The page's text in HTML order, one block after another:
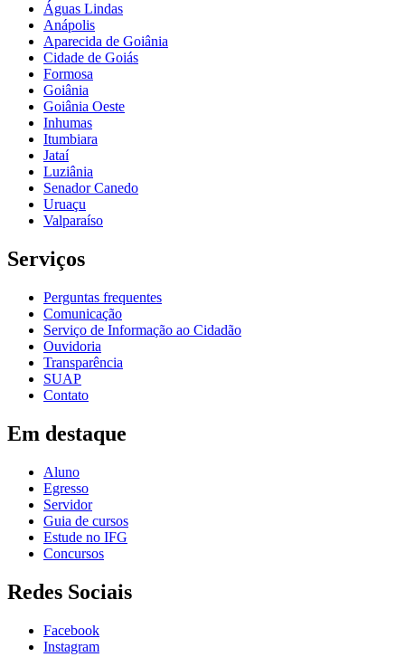
Águas Lindas
Anápolis
Aparecida de Goiânia
Cidade de Goiás
Formosa
Goiânia
Goiânia Oeste
Inhumas
Itumbiara
Jataí
Luziânia
Senador Canedo
Uruaçu
Valparaíso
Serviços
Perguntas frequentes
Comunicação
Serviço de Informação ao Cidadão
Ouvidoria
Transparência
SUAP
Contato
Em destaque
Aluno
Egresso
Servidor
Guia de cursos
Estude no IFG
Concursos
Redes Sociais
Facebook
Instagram